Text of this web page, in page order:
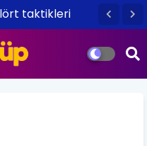
taktikleri